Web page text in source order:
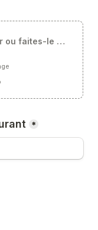
faites-le glisser ici
*